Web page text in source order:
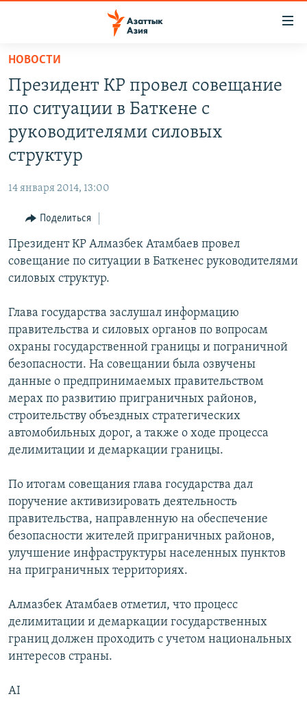
Вернуться
основному
содержанию
главной
Вернутся
поиску
КАЗАХСТАН
НОВОСТИ
ВОЙНА В УКРАИНЕ
КЫРГЫЗЧА
ЎЗБЕКЧА
ТОҶИКӢ
ПОДПИШИТЕСЬ НА НАС В СОЦСЕТЯХ
Все сайты РСЕ/РС
НОВОСТИ
Президент КР провел совещание
по ситуации в Баткене с
руководителями силовых
структур
14 января 2014, 13:00
Поделиться
Президент КР Алмазбек Атамбаев провел
совещание по ситуации в Баткенес руководителями
силовых структур.
Глава государства заслушал информацию
правительства и силовых органов по вопросам
охраны государственной границы и пограничной
безопасности. На совещании была озвучены
данные о предпринимаемых правительством
мерах по развитию приграничных районов,
строительству объездных стратегических
автомобильных дорог, а также о ходе процесса
делимитации и демаркации границы.
По итогам совещания глава государства дал
поручение активизировать деятельность
правительства, направленную на обеспечение
безопасности жителей приграничных районов,
улучшение инфраструктуры населенных пунктов
на приграничных территориях.
Алмазбек Атамбаев отметил, что процесс
делимитации и демаркации государственных
границ должен проходить с учетом национальных
интересов страны.
AI